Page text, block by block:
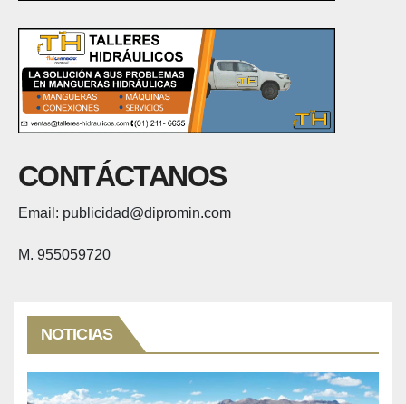
CONTÁCTANOS
Email: publicidad@dipromin.com
M. 955059720
NOTICIAS